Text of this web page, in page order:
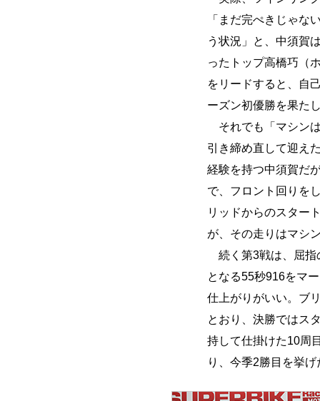
「まだ完ぺきじゃな
う状況」と、中須賀
ったトップ高橋巧（
をリードすると、自
ーズン初優勝を果た
それでも「マシン
引き締め直して迎え
経験を持つ中須賀だ
で、フロント回りを
リッドからのスター
が、その走りはマシ
続く第3戦は、屈指
となる55秒916をマ
仕上がりがいい。ブ
とおり、決勝ではス
持して仕掛けた10周
り、今季2勝目を挙げ